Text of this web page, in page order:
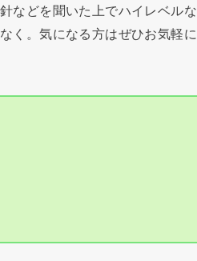
などを聞いた上でハイレベルな
く。気になる方はぜひお気軽に